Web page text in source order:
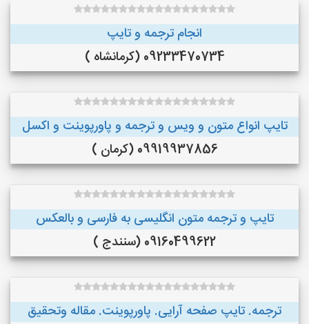
انجام ترجمه و تایپ
09233470734 (کرمانشاه )
تایپ انواع متون و ویس و ترجمه و پاورپوینت و اکسل
09919937856 (کرمان )
تایپ و ترجمه متون انگلیسی به فارسی و بالعکس
09160499622 (سنندج )
ترجمه. تایپ صفحه آرایی. پاورپوینت. مقاله وتحقیق